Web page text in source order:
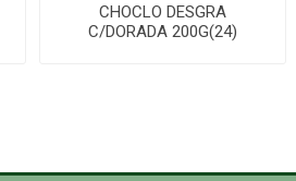
CHOCLO DESGRA
C/DORADA 200G(24)